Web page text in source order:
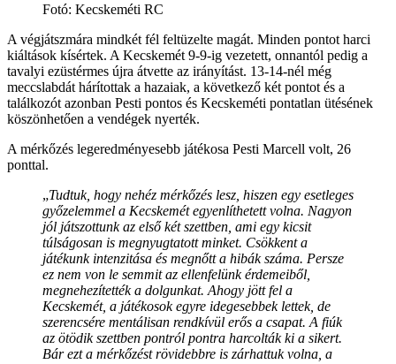
Fotó: Kecskeméti RC
A végjátszmára mindkét fél feltüzelte magát. Minden pontot harci
kiáltások kísértek. A Kecskemét 9-9-ig vezetett, onnantól pedig a
tavalyi ezüstérmes újra átvette az irányítást. 13-14-nél még
meccslabdát hárítottak a hazaiak, a következő két pontot és a
találkozót azonban Pesti pontos és Kecskeméti pontatlan ütésének
köszönhetően a vendégek nyerték.
A mérkőzés legeredményesebb játékosa Pesti Marcell volt, 26
ponttal.
„Tudtuk, hogy nehéz mérkőzés lesz, hiszen egy esetleges
győzelemmel a Kecskemét egyenlíthetett volna. Nagyon
jól játszottunk az első két szettben, ami egy kicsit
túlságosan is megnyugtatott minket. Csökkent a
játékunk intenzitása és megnőtt a hibák száma. Persze
ez nem von le semmit az ellenfelünk érdemeiből,
megnehezítették a dolgunkat. Ahogy jött fel a
Kecskemét, a játékosok egyre idegesebbek lettek, de
szerencsére mentálisan rendkívül erős a csapat. A fiúk
az ötödik szettben pontról pontra harcolták ki a sikert.
Bár ezt a mérkőzést rövidebbre is zárhattuk volna, a